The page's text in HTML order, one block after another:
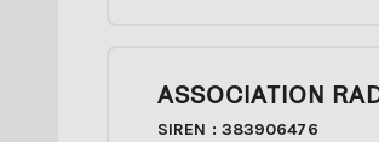
ASSOCIATION
SIREN : 383906476